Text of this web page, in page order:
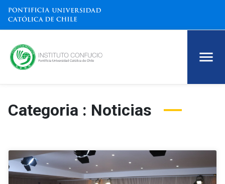
Categoria : Noticias